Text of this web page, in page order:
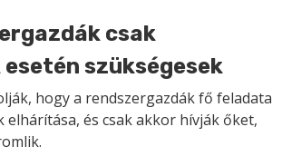
csak
szükségesek
hogy a rendszergazdák fő feladata
elhárítása, és csak akkor hívják őket,